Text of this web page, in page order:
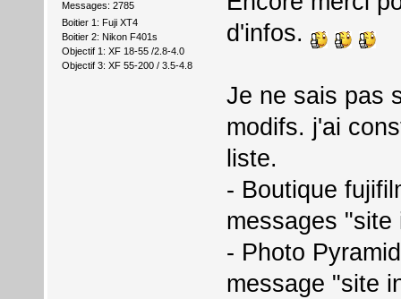
Messages: 2785
Boitier 1: Fuji XT4
Boitier 2: Nikon F401s
Objectif 1: XF 18-55 /2.8-4.0
Objectif 3: XF 55-200 / 3.5-4.8
d'infos.
Je ne sais pas
modifs. j'ai
liste.
- Boutique
messages "site
- Photo
message "site